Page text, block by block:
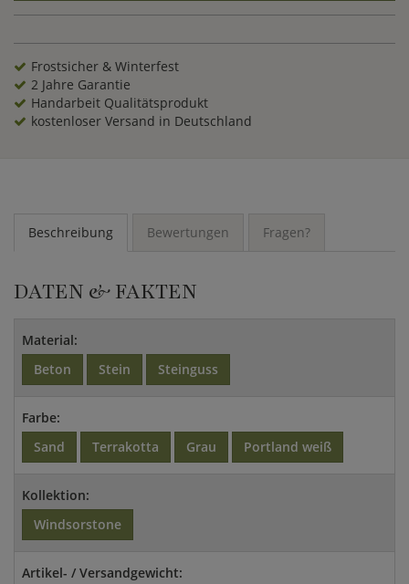
Frostsicher & Winterfest
2 Jahre Garantie
Handarbeit Qualitätsprodukt
kostenloser Versand in Deutschland
Beschreibung Bewertungen Fragen?
DATEN & FAKTEN
Material:
Beton
Stein Steinguss
Farbe:
Sand
Terrakotta Grau Portland weiß
Kollektion:
Windsorstone
Artikel- / Versandgewicht: